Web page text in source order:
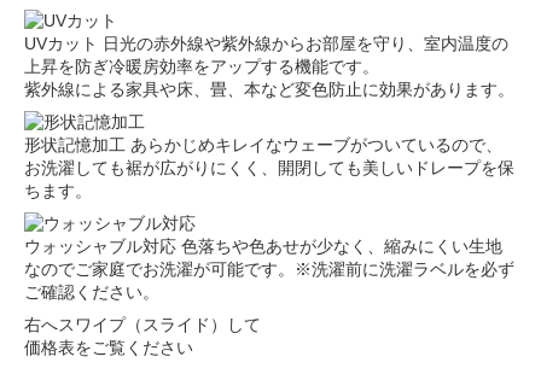
UVカット 日光の赤外線や紫外線からお部屋を守り、室内温度の
上昇を防ぎ冷暖房効率をアップする機能です。
紫外線による家具や床、畳、本など変色防止に効果があります。
形状記憶加工 あらかじめキレイなウェーブがついているので、
お洗濯しても裾が広がりにくく、開閉しても美しいドレープを保
ちます。
ウォッシャブル対応 色落ちや色あせが少なく、縮みにくい生地
なのでご家庭でお洗濯が可能です。※洗濯前に洗濯ラベルを必ず
ご確認ください。
右へスワイプ（スライド）して
価格表をご覧ください